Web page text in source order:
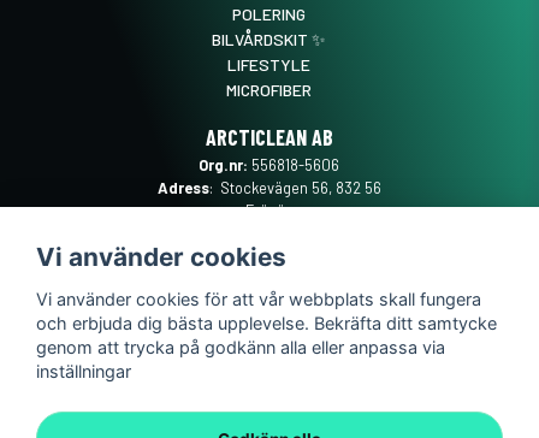
POLERING
BILVÅRDSKIT ✨
LIFESTYLE
MICROFIBER
ARCTICLEAN AB
Org.nr: 556818-5606
Adress: Stockevägen 56, 832 56
Frösön
Telefon:0101889555
Vi använder cookies
Vi använder cookies för att vår webbplats skall fungera
och erbjuda dig bästa upplevelse. Bekräfta ditt samtycke
genom att trycka på godkänn alla eller anpassa via
inställningar